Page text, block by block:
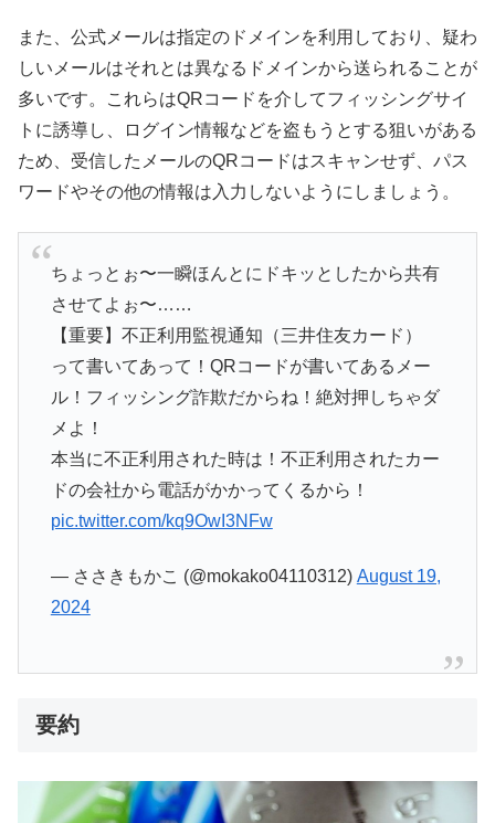
また、公式メールは指定のドメインを利用しており、疑わ
しいメールはそれとは異なるドメインから送られることが
多いです。これらはQRコードを介してフィッシングサイ
トに誘導し、ログイン情報などを盗もうとする狙いがある
ため、受信したメールのQRコードはスキャンせず、パス
ワードやその他の情報は入力しないようにしましょう。
ちょっとぉ〜一瞬ほんとにドキッとしたから共有
させてよぉ〜……
【重要】不正利用監視通知（三井住友カード）
って書いてあって！QRコードが書いてあるメー
ル！フィッシング詐欺だからね！絶対押しちゃダ
メよ！
本当に不正利用された時は！不正利用されたカー
ドの会社から電話がかかってくるから！
pic.twitter.com/kq9OwI3NFw
— ささきもかこ (@mokako04110312) August 19,
2024
要約